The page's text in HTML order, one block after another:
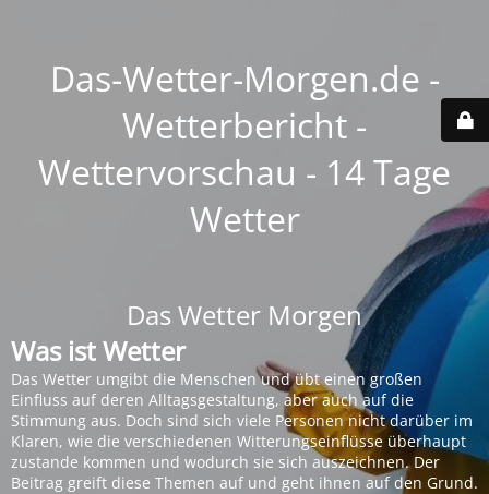
Das-Wetter-Morgen.de -
Wetterbericht -
Wettervorschau - 14 Tage
Wetter
Das Wetter Morgen
Was ist Wetter
Das Wetter umgibt die Menschen und übt einen großen
Einfluss auf deren Alltagsgestaltung, aber auch auf die
Stimmung aus. Doch sind sich viele Personen nicht darüber im
Klaren, wie die verschiedenen Witterungseinflüsse überhaupt
zustande kommen und wodurch sie sich auszeichnen. Der
Beitrag greift diese Themen auf und geht ihnen auf den Grund.